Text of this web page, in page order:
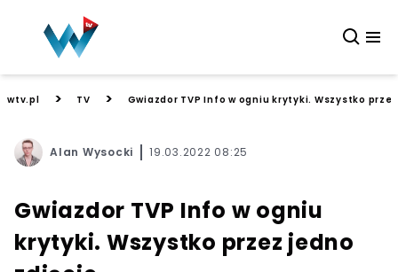
wtv.pl > TV > Gwiazdor TVP Info w ogniu krytyki. Wszystko
Alan Wysocki 19.03.2022 08:25
Gwiazdor TVP Info w ogniu
krytyki. Wszystko przez jedno